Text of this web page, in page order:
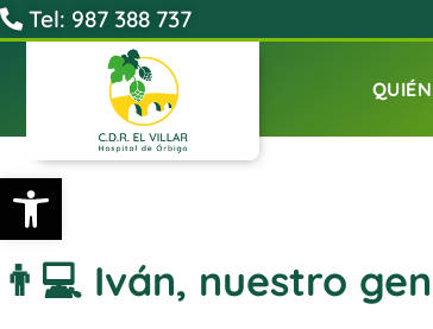
Abrir barra de herramientas
Tel: 987 388 737
👨💻 Iván, nuestro